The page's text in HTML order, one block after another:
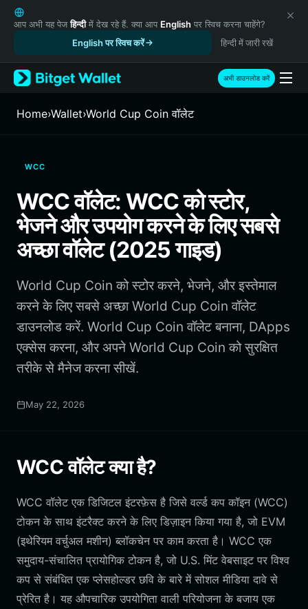
English
日本語
Русский
Español (Latinoamérica)
Türkçe
Italiano
繁體中文
Português (Portugal)
Bahasa Indonesia
ภาษาไทย
Português (Brasil)
Español (Argentina)
आप अभी यह पेजहिन्दीमें देख रहे हैं. क्या आप English पर स्विच करना चाहेंगे?
English पर स्विच करें
हिन्दी में जारी रखें
अभी डाउनलोड करें
Home›Wallet›World Cup Coin वॉलेट
WCC
WCC वॉलेट: WCC को स्टोर,
भेजने और उपयोग करने के लिए सबसे
अच्छा वॉलेट (2025 गाइड)
World Cup Coin को स्टोर करने, भेजने, और इस्तेमाल
करने के लिए सबसे अच्छा World Cup Coin वॉलेट
डाउनलोड करें. World Cup Coin वॉलेट बनाना, DApps
एक्सेस करना, और अपने World Cup Coin को सुरक्षित
तरीके से मैनेज करना सीखें.
May 22, 2026
WCC वॉलेट क्या है?
WCC वॉलेट एक डिजिटल इंटरफ़ेस है जिसे वर्ल्ड कप कॉइन (WCC)
टोकन के साथ इंटरैक्ट करने के लिए डिज़ाइन किया गया है, जो EVM
(इथेरियम वर्चुअल मशीन) ब्लॉकचेन पर काम करता है। WCC एक
समुदाय-संचालित प्रायोगिक टोकन है, जो U.S. मिंट वेबसाइट पर विश्व
कप से संबंधित एक प्लेसहोल्डर छवि के बारे में सोशल मीडिया दावे से
प्रेरित है। यह औपचारिक उपयोगिता वाली परियोजना के बजाय एक